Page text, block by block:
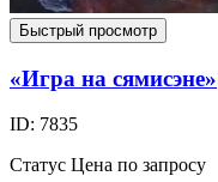
Быстрый просмотр
«Игра на сямисэне»
ID: 7835
Статус Цена по запросу